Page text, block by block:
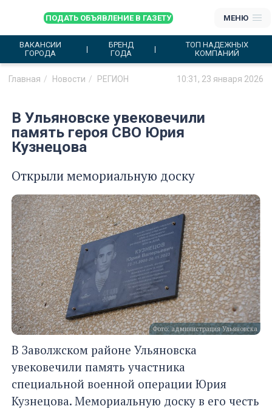
ПОДАТЬ ОБЪЯВЛЕНИЕ В ГАЗЕТУ МЕНЮ
ВАКАНСИИ
ГОРОДА
БРЕНД
ГОДА
ТОП НАДЕЖНЫХ
КОМПАНИЙ
Главная Новости РЕГИОН 10:31, 23 января 2026
В Ульяновске увековечили
память героя СВО Юрия
Кузнецова
Открыли мемориальную доску
Фото: администрация Ульяновска
В Заволжском районе Ульяновска
увековечили память участника
специальной военной операции Юрия
Кузнецова. Мемориальную доску в его честь